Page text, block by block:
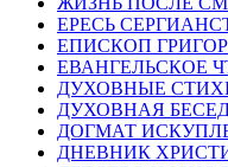
ЕРЕСЬ
ЕПИСКОП
ЕВАНГЕЛЬСКОЕ
ДУХОВНЫЕ
ДУХОВНАЯ
ДОГМАТ
ДНЕВНИК